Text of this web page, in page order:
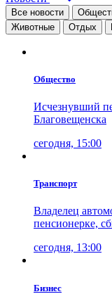
Все новости
Животные
Отдых
Общество
Исчезнувший
Благовещенска
сегодня, 15:00
Транспорт
Владелец
пенсионерке,
сегодня, 13:00
Бизнес